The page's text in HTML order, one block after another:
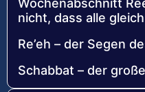
Wochenabschnitt
nicht, dass alle
Re’eh – der Segen
Schabbat – der